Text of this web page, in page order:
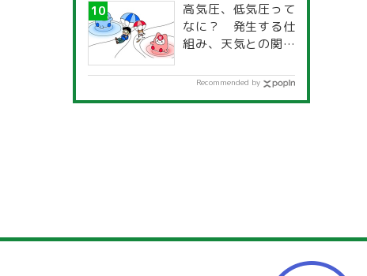
高気圧、低気圧って
なに？ 発生する仕
組み、天気との関係
Recommended by